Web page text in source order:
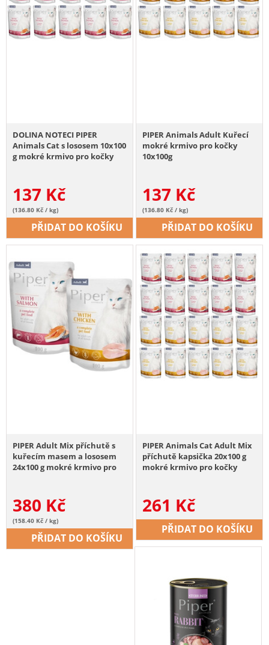
DOLINA NOTECI PIPER
Animals Cat s lososem 10x100
g mokré krmivo pro kočky
137 Kč
(136.80 Kč / kg)
PŘIDAT DO KOŠÍKU
PIPER Animals Adult Kuřecí
mokré krmivo pro kočky
10x100g
137 Kč
(136.80 Kč / kg)
PŘIDAT DO KOŠÍKU
PIPER Adult Mix příchutě s
kuřecím masem a lososem
24x100 g mokré krmivo pro
380 Kč
(158.40 Kč / kg)
PŘIDAT DO KOŠÍKU
PIPER Animals Cat Adult Mix
příchutě kapsička 20x100 g
mokré krmivo pro kočky
261 Kč
PŘIDAT DO KOŠÍKU